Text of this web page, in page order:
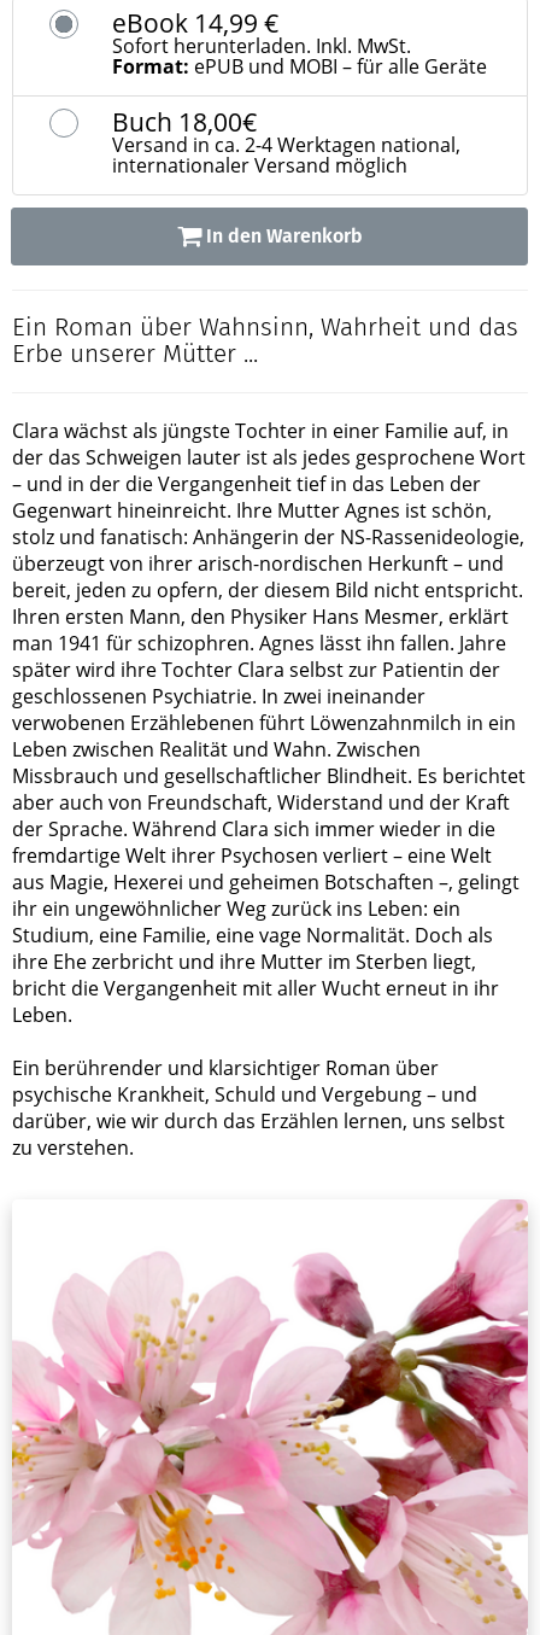
eBook 14,99 €
Sofort herunterladen. Inkl. MwSt.
Format: ePUB und MOBI – für alle Geräte
Buch 18,00€
Versand in ca. 2-4 Werktagen national,
internationaler Versand möglich
In den Warenkorb
Ein Roman über Wahnsinn, Wahrheit und das
Erbe unserer Mütter ...
Clara wächst als jüngste Tochter in einer Familie auf, in
der das Schweigen lauter ist als jedes gesprochene Wort
– und in der die Vergangenheit tief in das Leben der
Gegenwart hineinreicht. Ihre Mutter Agnes ist schön,
stolz und fanatisch: Anhängerin der NS-Rassenideologie,
überzeugt von ihrer arisch-nordischen Herkunft – und
bereit, jeden zu opfern, der diesem Bild nicht entspricht.
Ihren ersten Mann, den Physiker Hans Mesmer, erklärt
man 1941 für schizophren. Agnes lässt ihn fallen. Jahre
später wird ihre Tochter Clara selbst zur Patientin der
geschlossenen Psychiatrie. In zwei ineinander
verwobenen Erzählebenen führt Löwenzahnmilch in ein
Leben zwischen Realität und Wahn. Zwischen
Missbrauch und gesellschaftlicher Blindheit. Es berichtet
aber auch von Freundschaft, Widerstand und der Kraft
der Sprache. Während Clara sich immer wieder in die
fremdartige Welt ihrer Psychosen verliert – eine Welt
aus Magie, Hexerei und geheimen Botschaften –, gelingt
ihr ein ungewöhnlicher Weg zurück ins Leben: ein
Studium, eine Familie, eine vage Normalität. Doch als
ihre Ehe zerbricht und ihre Mutter im Sterben liegt,
bricht die Vergangenheit mit aller Wucht erneut in ihr
Leben.
Ein berührender und klarsichtiger Roman über
psychische Krankheit, Schuld und Vergebung – und
darüber, wie wir durch das Erzählen lernen, uns selbst
zu verstehen.